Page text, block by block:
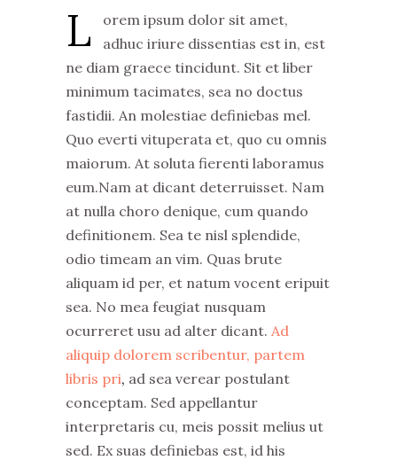
L
orem ipsum dolor sit amet,
adhuc iriure dissentias est in, est
ne diam graece tincidunt. Sit et liber
minimum tacimates, sea no doctus
fastidii. An molestiae definiebas mel.
Quo everti vituperata et, quo cu omnis
maiorum. At soluta fierenti laboramus
eum.Nam at dicant deterruisset. Nam
at nulla choro denique, cum quando
definitionem. Sea te nisl splendide,
odio timeam an vim. Quas brute
aliquam id per, et natum vocent eripuit
sea. No mea feugiat nusquam
ocurreret usu ad alter dicant. Ad
aliquip dolorem scribentur, partem
libris pri, ad sea verear postulant
conceptam. Sed appellantur
interpretaris cu, meis possit melius ut
sed. Ex suas definiebas est, id his